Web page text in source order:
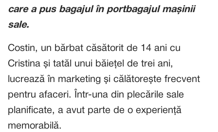
care a pus bagajul în portbagajul mașinii
sale.
Costin, un bărbat căsătorit de 14 ani cu
Cristina și tatăl unui băiețel de trei ani,
lucrează în marketing și călătorește frecvent
pentru afaceri. Într-una din plecările sale
planificate, a avut parte de o experiență
memorabilă.